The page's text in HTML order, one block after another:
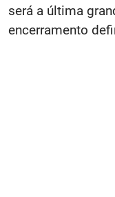
será a última
encerramento